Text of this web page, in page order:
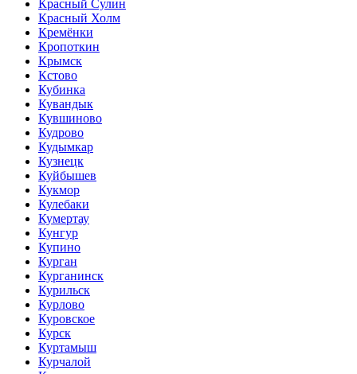
Красный Сулин
Красный Холм
Кремёнки
Кропоткин
Крымск
Кстово
Кубинка
Кувандык
Кувшиново
Кудрово
Кудымкар
Кузнецк
Куйбышев
Кукмор
Кулебаки
Кумертау
Кунгур
Купино
Курган
Курганинск
Курильск
Курлово
Куровское
Курск
Куртамыш
Курчалой